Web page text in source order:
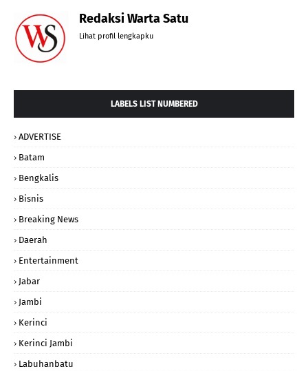
Redaksi Warta Satu
Lihat profil lengkapku
LABELS LIST NUMBERED
ADVERTISE
Batam
Bengkalis
Bisnis
Breaking News
Daerah
Entertainment
Jabar
Jambi
Kerinci
Kerinci Jambi
Labuhanbatu